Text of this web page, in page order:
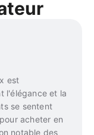
est
l'élégance et la
se sentent
acheter en
notable des